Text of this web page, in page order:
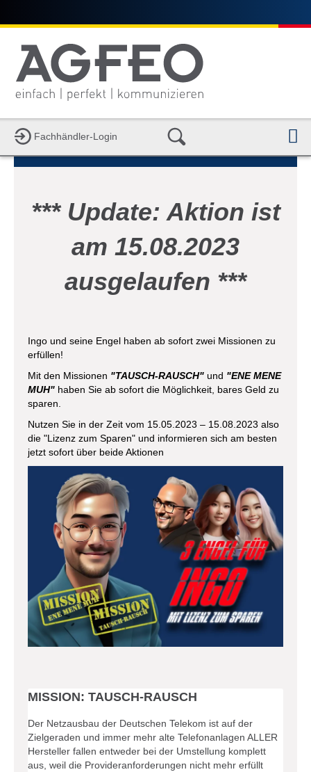
Fachhändler-Login
*** Update: Aktion ist
am 15.08.2023
ausgelaufen ***
Ingo und seine Engel haben ab sofort zwei Missionen zu
erfüllen!
Mit den Missionen "TAUSCH-RAUSCH" und "ENE MENE
MUH" haben Sie ab sofort die Möglichkeit, bares Geld zu
sparen.
Nutzen Sie in der Zeit vom 15.05.2023 – 15.08.2023 also
die "Lizenz zum Sparen" und informieren sich am besten
jetzt sofort über beide Aktionen
MISSION: TAUSCH-RAUSCH
Der Netzausbau der Deutschen Telekom ist auf der
Zielgeraden und immer mehr alte Telefonanlagen ALLER
Hersteller fallen entweder bei der Umstellung komplett
aus, weil die Provideranforderungen nicht mehr erfüllt